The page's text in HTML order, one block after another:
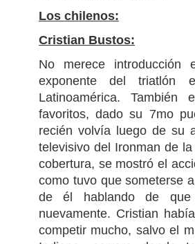
Los chilenos:
Cristian Bustos:
No merece introducción
exponente del
Latinoamérica.
favoritos, dado su 7mo
recién volvía luego de su
televisivo del Ironman de
cobertura, se mostró el
como tuvo que someterse
de él hablando de
nuevamente. Cristian
competir mucho, salvo el